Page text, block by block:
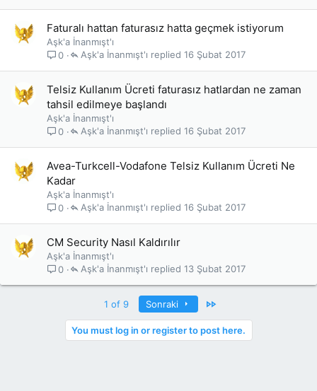
Faturalı hattan faturasız hatta geçmek istiyorum
Aşk'a İnanmışt'ı
0
16 Şubat 2017
Aşk'a İnanmışt'ı
Telsiz Kullanım Ücreti faturasız hatlardan ne zaman
tahsil edilmeye başlandı
Aşk'a İnanmışt'ı
0
16 Şubat 2017
Aşk'a İnanmışt'ı
Avea-Turkcell-Vodafone Telsiz Kullanım Ücreti Ne
Kadar
Aşk'a İnanmışt'ı
0
16 Şubat 2017
Aşk'a İnanmışt'ı
CM Security Nasıl Kaldırılır
Aşk'a İnanmışt'ı
0
13 Şubat 2017
Aşk'a İnanmışt'ı
1 of 9 Sonraki Last
You must log in or register to post here.